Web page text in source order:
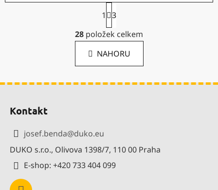
O
v
l
á
d
a
k
y
v
S
t
r
á
n
k
á
1
3
28 položek celkem
NAHORU
Kontakt
josef.benda@duko.eu
DUKO s.r.o., Olivova 1398/7, 110 00 Praha
E-shop: +420 733 404 099